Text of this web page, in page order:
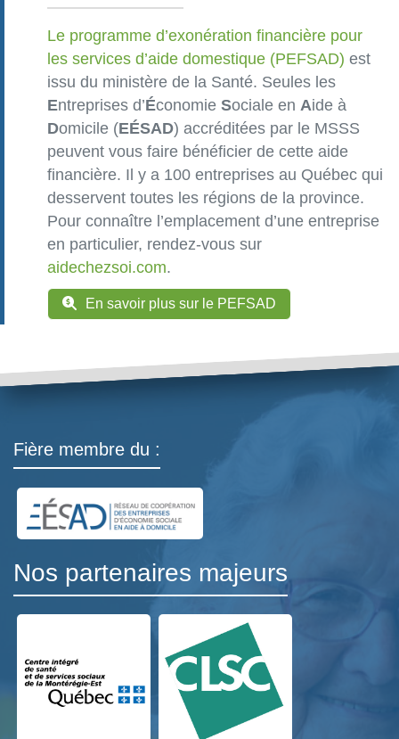
Le programme d’exonération financière pour
les services d’aide domestique (PEFSAD) est
issu du ministère de la Santé. Seules les
Entreprises d’Économie Sociale en Aide à
Domicile (EÉSAD) accréditées par le MSSS
peuvent vous faire bénéficier de cette aide
financière. Il y a 100 entreprises au Québec qui
desservent toutes les régions de la province.
Pour connaître l’emplacement d’une entreprise
en particulier, rendez-vous sur
aidechezsoi.com.
En savoir plus sur le PEFSAD
Fière membre du :
Nos partenaires majeurs